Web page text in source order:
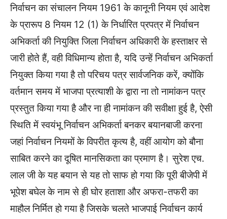
निर्वाचन का संचालन नियम 1961 के कानूनी नियम एवं आदेश
के प्रारूप 8 नियम 12 (1) के निर्धारित प्रपत्र में निर्वाचन
अभिकर्ता की नियुक्ति जिला निर्वाचन अधिकारी के हस्ताक्षर से
जारी होते हैं, वही विधिमान्य होता है, यदि उन्हें निर्वाचन अभिकर्ता
नियुक्त किया गया है तो परिचय पत्र सार्वजनिक करें, क्योंकि
वर्तमान समय में भाजपा प्रत्याशी के द्वारा ना तो नामांकन पत्र
प्रस्तुत किया गया है और ना ही नामांकन की सवीक्षा हुई है, ऐसी
स्थिति में स्वयंभू निर्वाचन अभिकर्ता बनकर बयानबाजी करना
जहां निर्वाचन नियमों के विपरीत कृत्य है, वहीं आयोग को बौना
साबित करने का दूषित मानसिकता का प्रमाण है। सुरेश एच.
लाल जी के यह बयान से यह तो साफ हो गया कि पूरी बीजेपी में
भूपेश बघेल के नाम से ही घोर हताशा और अफरा-तफरी का
माहौल निर्मित हो गया है जिसके चलते भाजपाई निर्वाचन कार्य